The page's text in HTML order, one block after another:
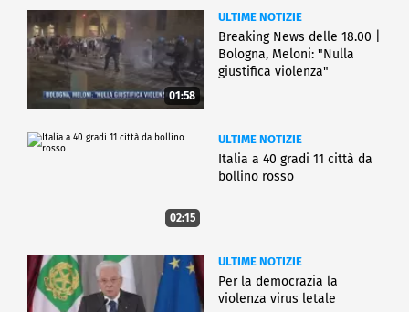
01:58
ULTIME NOTIZIE
Breaking News delle 18.00 |
Bologna, Meloni: "Nulla
giustifica violenza"
02:15
ULTIME NOTIZIE
Italia a 40 gradi 11 città da
bollino rosso
ULTIME NOTIZIE
Per la democrazia la
violenza virus letale